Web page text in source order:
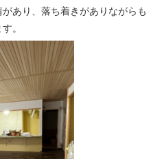
あり、落ち着きがありながらも
。